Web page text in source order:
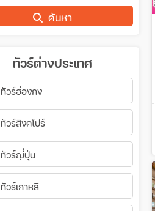
ค้นหา
ทัวร์ต่างประเทศ
ทัวร์ฮ่องกง
ทัวร์สิงคโปร์
ทัวร์ญี่ปุ่น
ทัวร์เกาหลี